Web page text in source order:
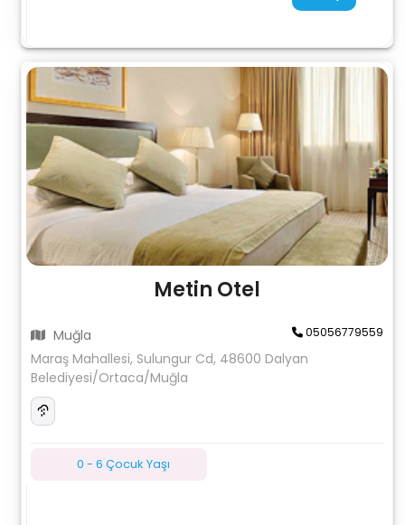
Metin Otel
Muğla 05056779559
Maraş Mahallesi, Sulungur Cd, 48600 Dalyan
Belediyesi/Ortaca/Muğla
0 - 6 Çocuk Yaşı